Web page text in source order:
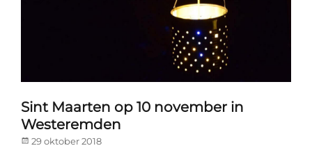
Sint Maarten op 10 november in
Westeremden
Posted
29 oktober 2018